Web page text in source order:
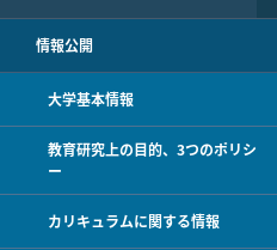
情報公開
大学基本情報
教育研究上の目的、3つのポリシ
ー
カリキュラムに関する情報